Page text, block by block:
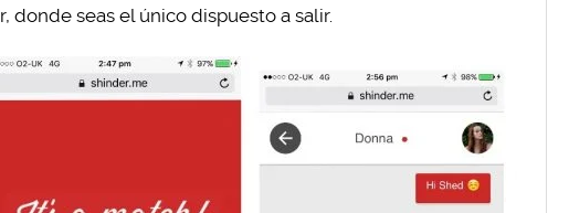
donde seas el único dispuesto a salir.